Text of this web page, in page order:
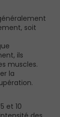
soit
ils
muscles.
la
et 10